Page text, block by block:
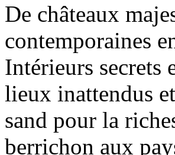
De châteaux
contemporaines
Intérieurs secrets
lieux inattendus
sand pour la
berrichon aux